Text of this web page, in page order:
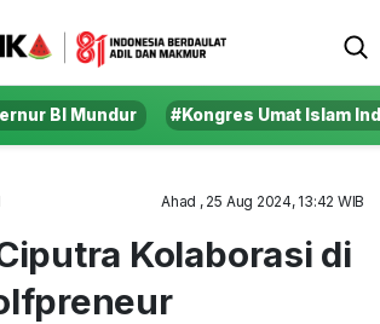
BI Mundur #Kongres Umat Islam
Ahad , 25 Aug 2024, 13:42 WIB
Kolaborasi di